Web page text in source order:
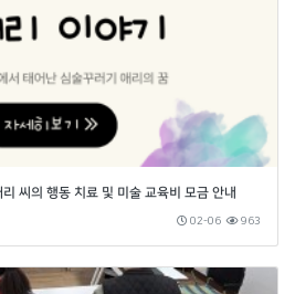
씨의 행동 치료 및 미술 교육비 모금 안내
02-06 963